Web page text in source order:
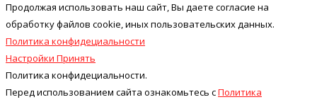
Продолжая использовать наш cайт, Вы даете согласие на
обработку файлов cookie, иных пользовательских данных.
Политика конфидециальности
Настройки Принять
Политика конфидециальности.
Перед использованием сайта ознакомьтесь сПолитика